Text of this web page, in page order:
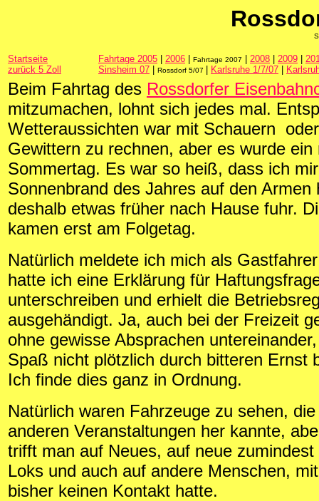
Startseite
zurück 5 Zoll
Fahrtage 2005 2006 Fahrtage 2007 2008 2009
Sinsheim 07
Rossdorf 5/07 Karlsruhe 1/7/07
Beim Fahrtag des Rossdorfer
mitzumachen, lohnt sich jedes mal.
Wetteraussichten war mit Schauern
Gewittern zu rechnen, aber es wurde ein
Sommertag. Es war so heiß, dass ich
Sonnenbrand des Jahres auf den Armen
deshalb etwas früher nach Hause fuhr.
kamen erst am Folgetag.
Natürlich meldete ich mich als
hatte ich eine Erklärung für
unterschreiben und erhielt die
ausgehändigt. Ja, auch bei der Freizeit
ohne gewisse Absprachen
Spaß nicht plötzlich durch bitteren Ernst
Ich finde dies ganz in Ordnung.
Natürlich waren Fahrzeuge zu sehen,
anderen Veranstaltungen her kannte,
trifft man auf Neues, auf neue
Loks und auch auf andere Menschen,
bisher keinen Kontakt hatte.